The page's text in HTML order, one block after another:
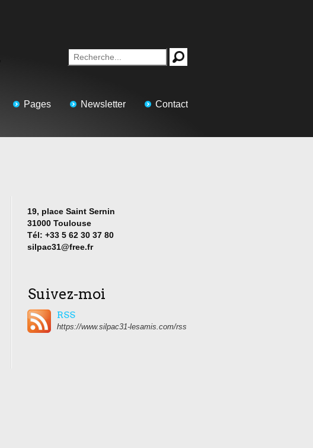
Pages Newsletter Contact
19, place Saint Sernin
31000 Toulouse
Tél: +33 5 62 30 37 80
silpac31@free.fr
Suivez-moi
RSS
https://www.silpac31-lesamis.com/rss